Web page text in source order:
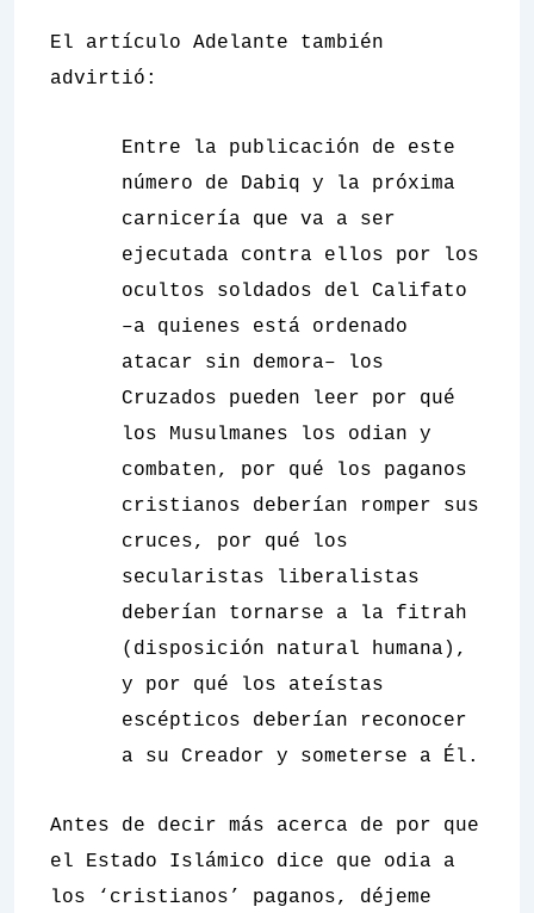
El artículo Adelante también
advirtió:
Entre la publicación de este
número de Dabiq y la próxima
carnicería que va a ser
ejecutada contra ellos por los
ocultos soldados del Califato
–a quienes está ordenado
atacar sin demora– los
Cruzados pueden leer por qué
los Musulmanes los odian y
combaten, por qué los paganos
cristianos deberían romper sus
cruces, por qué los
secularistas liberalistas
deberían tornarse a la fitrah
(disposición natural humana),
y por qué los ateístas
escépticos deberían reconocer
a su Creador y someterse a Él.
Antes de decir más acerca de por que
el Estado Islámico dice que odia a
los ‘cristianos’ paganos, déjeme